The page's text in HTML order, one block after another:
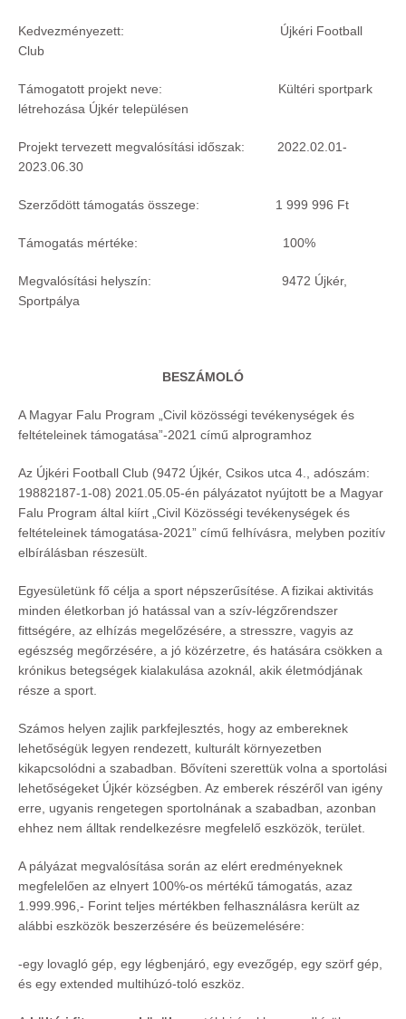
Kedvezményezett: Újkéri Football
Club
Támogatott projekt neve: Kültéri sportpark
létrehozása Újkér településen
Projekt tervezett megvalósítási időszak: 2022.02.01-
2023.06.30
Szerződött támogatás összege: 1 999 996 Ft
Támogatás mértéke: 100%
Megvalósítási helyszín: 9472 Újkér,
Sportpálya
BESZÁMOLÓ
A Magyar Falu Program „Civil közösségi tevékenységek és
feltételeinek támogatása”-2021 című alprogramhoz
Az Újkéri Football Club (9472 Újkér, Csikos utca 4., adószám:
19882187-1-08) 2021.05.05-én pályázatot nyújtott be a Magyar
Falu Program által kiírt „Civil Közösségi tevékenységek és
feltételeinek támogatása-2021” című felhívásra, melyben pozitív
elbírálásban részesült.
Egyesületünk fő célja a sport népszerűsítése. A fizikai aktivitás
minden életkorban jó hatással van a szív-légzőrendszer
fittségére, az elhízás megelőzésére, a stresszre, vagyis az
egészség megőrzésére, a jó közérzetre, és hatására csökken a
krónikus betegségek kialakulása azoknál, akik életmódjának
része a sport.
Számos helyen zajlik parkfejlesztés, hogy az embereknek
lehetőségük legyen rendezett, kulturált környezetben
kikapcsolódni a szabadban. Bővíteni szerettük volna a sportolási
lehetőségeket Újkér községben. Az emberek részéről van igény
erre, ugyanis rengetegen sportolnának a szabadban, azonban
ehhez nem álltak rendelkezésre megfelelő eszközök, terület.
A pályázat megvalósítása során az elért eredményeknek
megfelelően az elnyert 100%-os mértékű támogatás, azaz
1.999.996,- Forint teljes mértékben felhasználásra került az
alábbi eszközök beszerzésére és beüzemelésére:
-egy lovagló gép, egy légbenjáró, egy evezőgép, egy szörf gép,
és egy extended multihúzó-toló eszköz.